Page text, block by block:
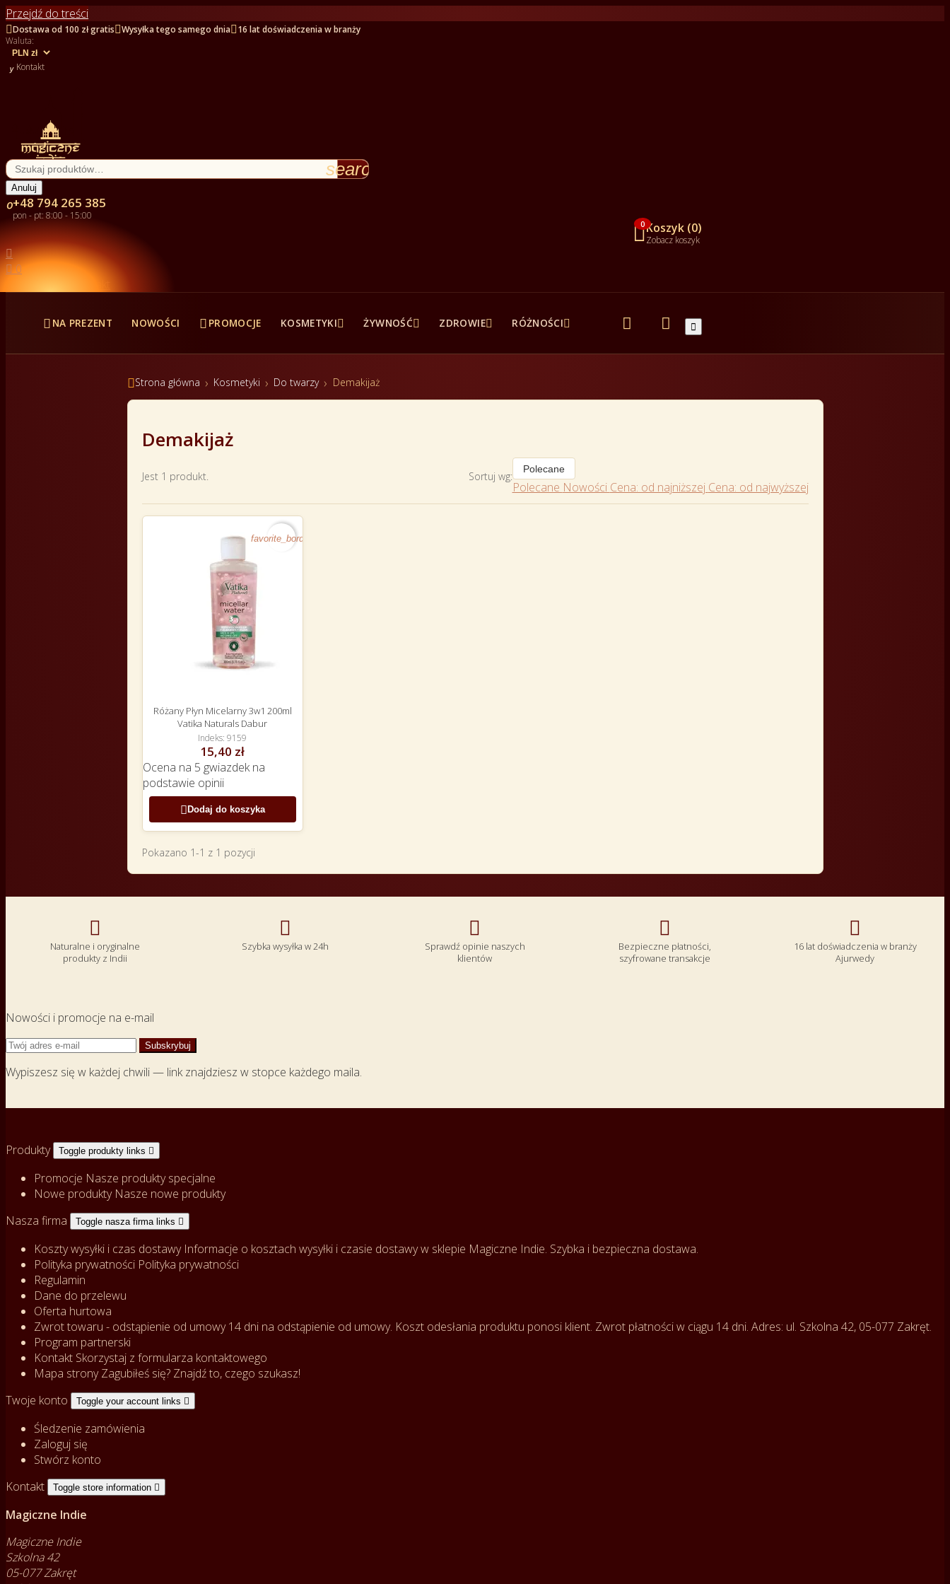
Przejdź do treści
Dostawa od 100 zł gratisWysyłka tego samego dnia16 lat doświadczenia w branży
Waluta:
 Kontakt
search
Anuluj
+48 794 265 385
pon - pt: 8:00 - 15:00

0Koszyk (0)
Zobacz koszyk

0
 NA PREZENT NOWOŚCI  PROMOCJE KOSMETYKI ŻYWNOŚĆ ZDROWIE RÓŻNOŚCI   
Strona główna Kosmetyki Do twarzy Demakijaż
Demakijaż
Jest 1 produkt. Sortuj wg:
Polecane
Polecane Nowości Cena: od najniższej Cena: od najwyższej
favorite_border
Różany Płyn Micelarny 3w1 200ml
Vatika Naturals Dabur
Indeks 9159
15,40 zł
Ocena na 5 gwiazdek na
podstawie opinii
 Dodaj do koszyka
Pokazano 1-1 z 1 pozycji

Naturalne i oryginalne
produkty z Indii

Szybka wysyłka w 24h

Sprawdź opinie naszych
klientów

Bezpieczne płatności,
szyfrowane transakcje

16 lat doświadczenia w branży
Ajurwedy
Nowości i promocje na e-mail
Wypiszesz się w każdej chwili — link znajdziesz w stopce każdego maila.
Produkty Toggle produkty links 
Promocje Nasze produkty specjalne
Nowe produkty Nasze nowe produkty
Nasza firma
Toggle nasza firma links 
Koszty wysyłki i czas dostawy Informacje o kosztach wysyłki i czasie dostawy w sklepie Magiczne Indie. Szybka i bezpieczna dostawa.
Polityka prywatności Polityka prywatności
Regulamin
Dane do przelewu
Oferta hurtowa
Zwrot towaru - odstąpienie od umowy14 dni na odstąpienie od umowy. Koszt odesłania produktu ponosi klient. Zwrot płatności w ciągu 14 dni. Adres: ul. Szkolna 42, 05-077 Zakręt.
Program partnerski
Kontakt Skorzystaj z formularza kontaktowego
Mapa stronyZagubiłeś się? Znajdź to, czego szukasz!
Twoje konto
Toggle your account links 
Śledzenie zamówienia
Zaloguj się
Stwórz konto
Kontakt
Toggle store information 
Magiczne Indie
Magiczne Indie
Szkolna 42
05-077 Zakręt